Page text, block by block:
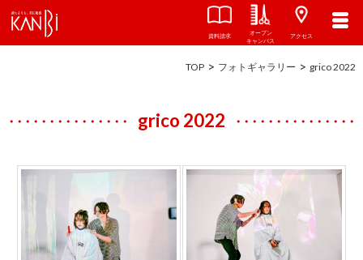
アクセス
オープン
キャンパス
資料請求
TOP フォトギャラリー grico 2022
grico 2022